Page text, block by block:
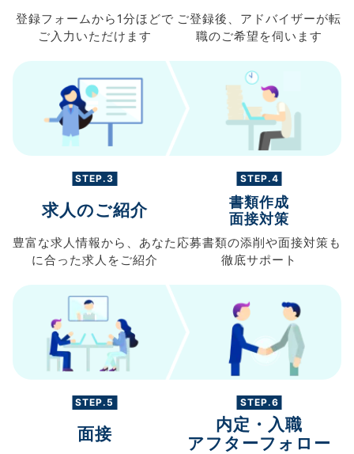
登録フォームから 1分ほどで
ご入力 いただけます
ご登録後、 アドバイザーが転
職のご希望を伺います
STEP.3
求人のご紹介
豊富な求人情報から、 あなた
に合った求人を ご紹介
STEP.4
書類作成
面接対策
応募書類の添削や面接対策も
徹底サポート
STEP.5
面接
STEP.6
内定・入職
アフターフォロー